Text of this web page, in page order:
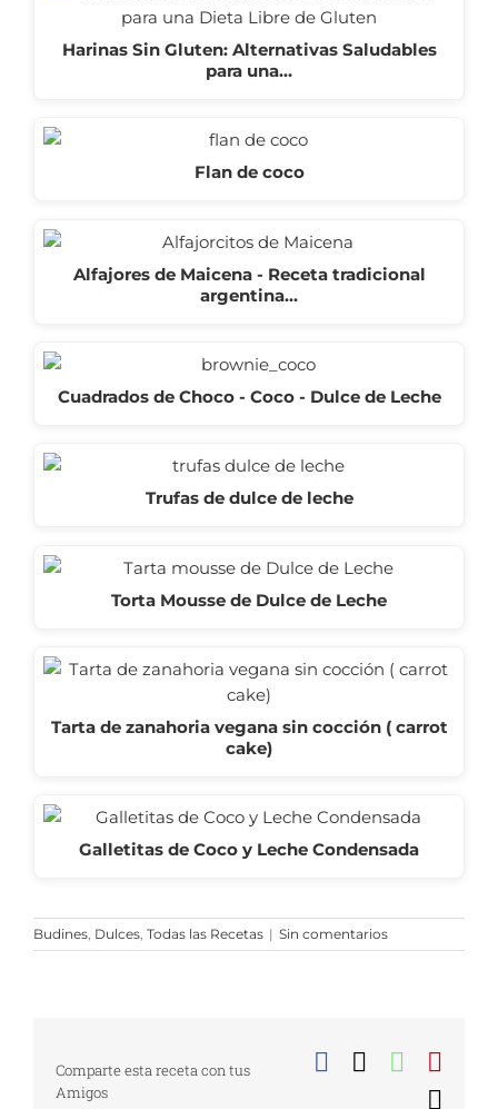
Harinas Sin Gluten: Alternativas Saludables
para una…
Flan de coco
Alfajores de Maicena - Receta tradicional
argentina…
Cuadrados de Choco - Coco - Dulce de Leche
Trufas de dulce de leche
Torta Mousse de Dulce de Leche
Tarta de zanahoria vegana sin cocción ( carrot
cake)
Galletitas de Coco y Leche Condensada
Budines, Dulces, Todas las Recetas | Sin comentarios
Comparte esta receta con tus
Amigos
Facebook